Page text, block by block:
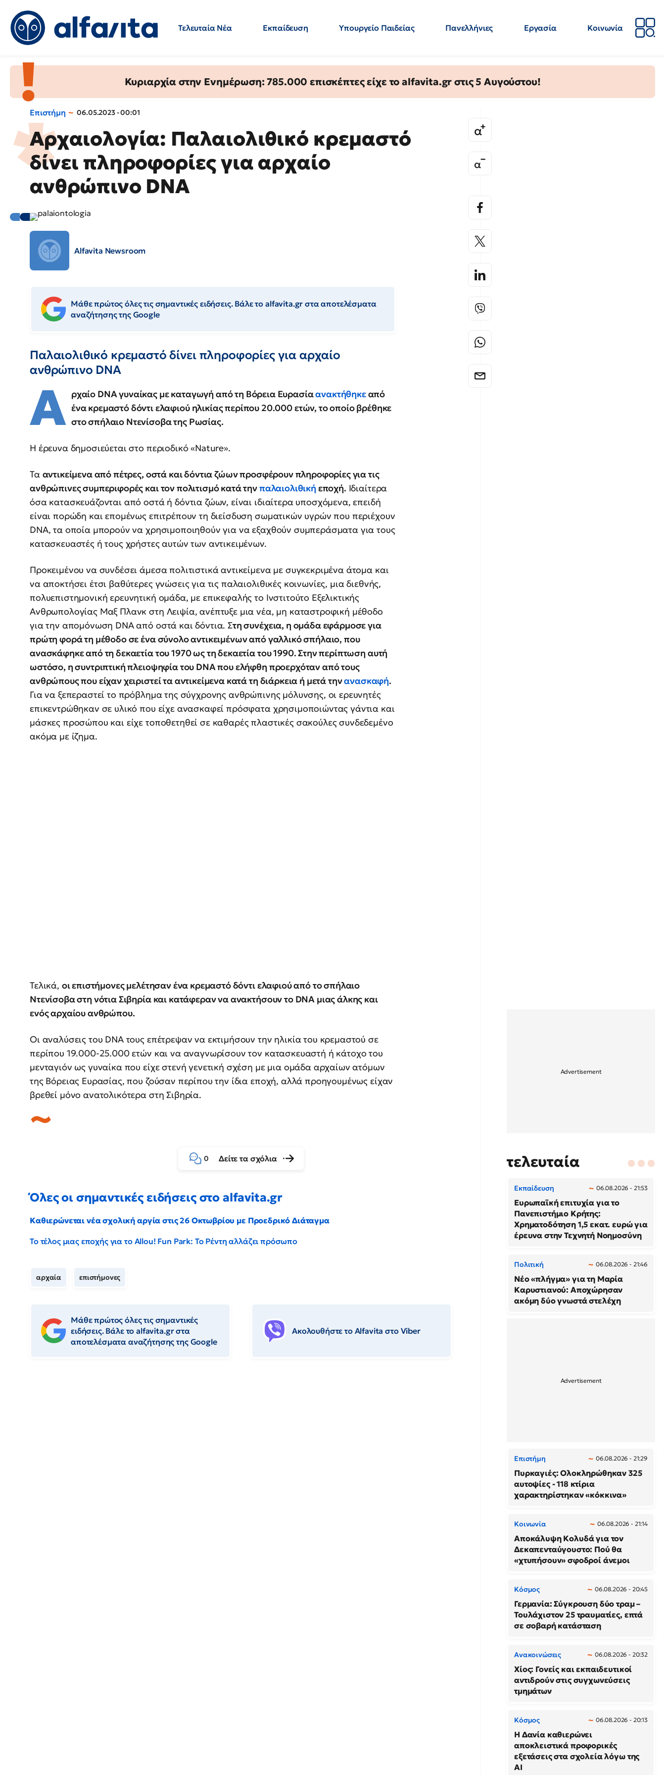
Τελευταία Νέα Εκπαίδευση Υπουργείο Παιδείας Πανελλήνιες Εργασία
Κοινωνία
Κυριαρχία στην Ενημέρωση: 785.000 επισκέπτες είχε το alfavita.gr στις 5 Αυγούστου!
Επιστήμη 06.05.2023 - 00:01
Αρχαιολογία: Παλαιολιθικό κρεμαστό
δίνει πληροφορίες για αρχαίο
ανθρώπινο DNA
Alfavita Newsroom
Μάθε πρώτος όλες τις σημαντικές ειδήσεις. Βάλε το alfavita.gr στα αποτελέσματα
αναζήτησης της Google
Παλαιολιθικό κρεμαστό δίνει πληροφορίες για αρχαίο
ανθρώπινο DNA
Α ρχαίο DNA γυναίκας με καταγωγή από τη Βόρεια Ευρασίαανακτήθηκεαπό
ένα κρεμαστό δόντι ελαφιού ηλικίας περίπου 20.000 ετών, το οποίο βρέθηκε
στο σπήλαιο Ντενίσοβα της Ρωσίας.
Η έρευνα δημοσιεύεται στο περιοδικό «Nature».
Τα αντικείμενα από πέτρες, οστά και δόντια ζώων προσφέρουν πληροφορίες για τις
ανθρώπινες συμπεριφορές και τον πολιτισμό κατά τηνπαλαιολιθική εποχή. Ιδιαίτερα
όσα κατασκευάζονται από οστά ή δόντια ζώων, είναι ιδιαίτερα υποσχόμενα, επειδή
είναι πορώδη και επομένως επιτρέπουν τη διείσδυση σωματικών υγρών που περιέχουν
DNA, τα οποία μπορούν να χρησιμοποιηθούν για να εξαχθούν συμπεράσματα για τους
κατασκευαστές ή τους χρήστες αυτών των αντικειμένων.
Προκειμένου να συνδέσει άμεσα πολιτιστικά αντικείμενα με συγκεκριμένα άτομα και
να αποκτήσει έτσι βαθύτερες γνώσεις για τις παλαιολιθικές κοινωνίες, μια διεθνής,
πολυεπιστημονική ερευνητική ομάδα, με επικεφαλής το Ινστιτούτο Εξελικτικής
Ανθρωπολογίας Μαξ Πλανκ στη Λειψία, ανέπτυξε μια νέα, μη καταστροφική μέθοδο
για την απομόνωση DNA από οστά και δόντια. Στη συνέχεια, η ομάδα εφάρμοσε για
πρώτη φορά τη μέθοδο σε ένα σύνολο αντικειμένων από γαλλικό σπήλαιο, που
ανασκάφηκε από τη δεκαετία του 1970 ως τη δεκαετία του 1990. Στην περίπτωση αυτή
ωστόσο, η συντριπτική πλειοψηφία του DNA που ελήφθη προερχόταν από τους
ανθρώπους που είχαν χειριστεί τα αντικείμενα κατά τη διάρκεια ή μετά τηνανασκαφή.
Για να ξεπεραστεί το πρόβλημα της σύγχρονης ανθρώπινης μόλυνσης, οι ερευνητές
επικεντρώθηκαν σε υλικό που είχε ανασκαφεί πρόσφατα χρησιμοποιώντας γάντια και
μάσκες προσώπου και είχε τοποθετηθεί σε καθαρές πλαστικές σακούλες συνδεδεμένο
ακόμα με ίζημα.
Τελικά, οι επιστήμονες μελέτησαν ένα κρεμαστό δόντι ελαφιού από το σπήλαιο
Ντενίσοβα στη νότια Σιβηρία και κατάφεραν να ανακτήσουν το DNA μιας άλκης και
ενός αρχαίου ανθρώπου.
Οι αναλύσεις του DNA τους επέτρεψαν να εκτιμήσουν την ηλικία του κρεμαστού σε
περίπου 19.000-25.000 ετών και να αναγνωρίσουν τον κατασκευαστή ή κάτοχο του
μενταγιόν ως γυναίκα που είχε στενή γενετική σχέση με μια ομάδα αρχαίων ατόμων
της Βόρειας Ευρασίας, που ζούσαν περίπου την ίδια εποχή, αλλά προηγουμένως είχαν
βρεθεί μόνο ανατολικότερα στη Σιβηρία.
0 Δείτε τα σχόλια
Όλες οι σημαντικές ειδήσεις στο alfavita.gr
Καθιερώνεται νέα σχολική αργία στις 26 Οκτωβρίου με Προεδρικό Διάταγμα
Το τέλος μιας εποχής για το Allou! Fun Park: Το Ρέντη αλλάζει πρόσωπο
αρχαία επιστήμονες
Μάθε πρώτος όλες τις σημαντικές
ειδήσεις. Βάλε το alfavita.gr στα
αποτελέσματα αναζήτησης της Google
Ακολουθήστε το Αlfavita στο Viber
τελευταία
Εκπαίδευση 06.08.2026 - 21:53
Ευρωπαϊκή επιτυχία για το
Πανεπιστήμιο Κρήτης:
Χρηματοδότηση 1,5 εκατ. ευρώ για
έρευνα στην Τεχνητή Νοημοσύνη
Πολιτική 06.08.2026 - 21:46
Νέο «πλήγμα» για τη Μαρία
Καρυστιανού: Αποχώρησαν
ακόμη δύο γνωστά στελέχη
Επιστήμη 06.08.2026 - 21:29
Πυρκαγιές: Ολοκληρώθηκαν 325
αυτοψίες - 118 κτίρια
χαρακτηρίστηκαν «κόκκινα»
Κοινωνία 06.08.2026 - 21:14
Αποκάλυψη Κολυδά για τον
Δεκαπενταύγουστο: Πού θα
«χτυπήσουν» σφοδροί άνεμοι
Κόσμος 06.08.2026 - 20:45
Γερμανία: Σύγκρουση δύο τραμ –
Τουλάχιστον 25 τραυματίες, επτά
σε σοβαρή κατάσταση
Ανακοινώσεις 06.08.2026 - 20:32
Χίος: Γονείς και εκπαιδευτικοί
αντιδρούν στις συγχωνεύσεις
τμημάτων
Κόσμος 06.08.2026 - 20:13
Η Δανία καθιερώνει
αποκλειστικά προφορικές
εξετάσεις στα σχολεία λόγω της
AI